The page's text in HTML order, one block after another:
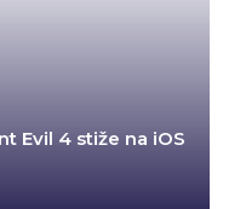
Evil 4 stiže na iOS